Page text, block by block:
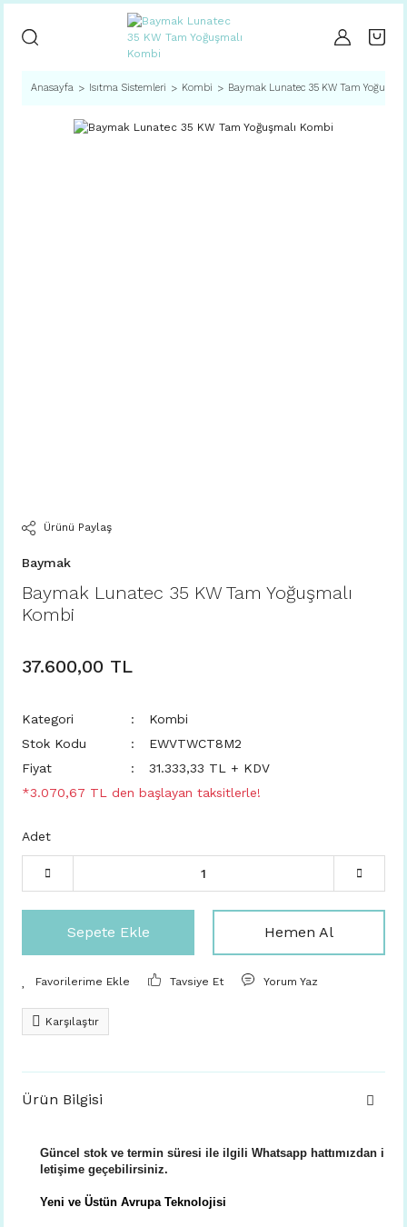
Anasayfa Isıtma Sistemleri Kombi Baymak Lunatec 35 KW Tam
Ürünü Paylaş
Baymak
Baymak Lunatec 35 KW Tam Yoğuşmalı
Kombi
37.600,00 TL
Kategori
Kombi
Stok Kodu
EWVTWCT8M2
Fiyat
31.333,33 TL + KDV
*3.070,67 TL den başlayan taksitlerle!
Adet
Sepete Ekle Hemen Al
Tavsiye Et Yorum Yaz
Karşılaştır
Ürün Bilgisi
Güncel stok ve termin süresi ile ilgili Whatsapp hattımızdan i
letişime geçebilirsiniz.
Yeni ve Üstün Avrupa Teknolojisi